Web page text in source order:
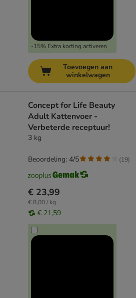
-15% Extra korting activeren
Toevoegen aan
winkelwagen
Concept for Life Beauty
Adult Kattenvoer -
Verbeterde receptuur!
3 kg
€ 23,99
€ 8,00 / kg
€ 21,59
Beoordeling: 4/5 (19)